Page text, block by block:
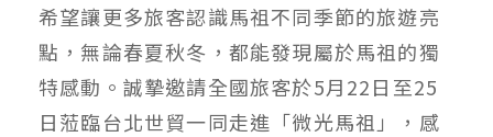
希望讓更多旅客認識馬祖不同季節的旅遊亮
點，無論春夏秋冬，都能發現屬於馬祖的獨
特感動。誠摯邀請全國旅客於5月22日至25
日蒞臨台北世貿一同走進「微光馬祖」，感